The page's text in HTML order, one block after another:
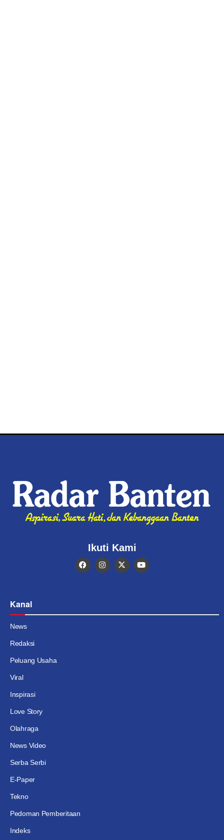
Ikuti Kami
Kanal
News
Redaksi
Peluang Usaha
Viral
Inspirasi
Love Story
Olahraga
News Video
Serba Serbi
E-Paper
Tekno
Pedoman Pemberitaan
Indeks